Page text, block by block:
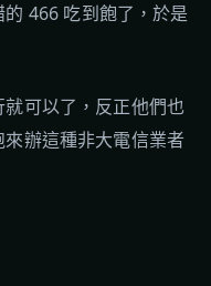
466 吃到飽了，於是
可以了，反正他們也
辦這種非大電信業者